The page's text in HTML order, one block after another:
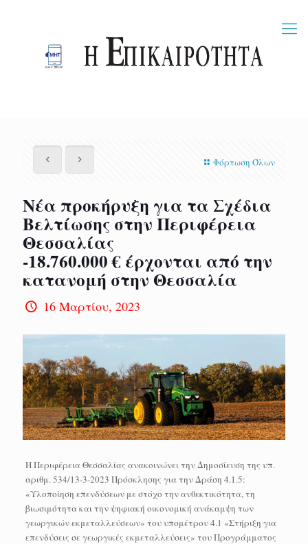
Φόρτωση Όλων
Νέα προκήρυξη για τα Σχέδια
Βελτίωσης στην Περιφέρεια
Θεσσαλίας
-18.760.000 € έρχονται από την
κατανομή στην Θεσσαλία
16 Μαρτίου, 2023
Η Περιφέρεια Θεσσαλίας ανακοινώνει την Δημοσίευση της υπ.
αριθμ. 534/13-3-2023 Πρόσκλησης για την Δράση 4.1.5:
«Υλοποίηση επενδύσεων με στόχο την ανθεκτικότητα, τη
βιωσιμότητα και την ψηφιακή οικονομική ανάκαμψη των
γεωργικών εκμεταλλεύσεων» του υπομέτρου 4.1 «Στήριξη για
επενδύσεις σε γεωργικές εκμεταλλεύσεις» του Προγράμματος